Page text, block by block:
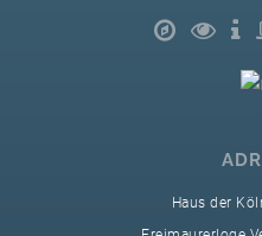
Haus der